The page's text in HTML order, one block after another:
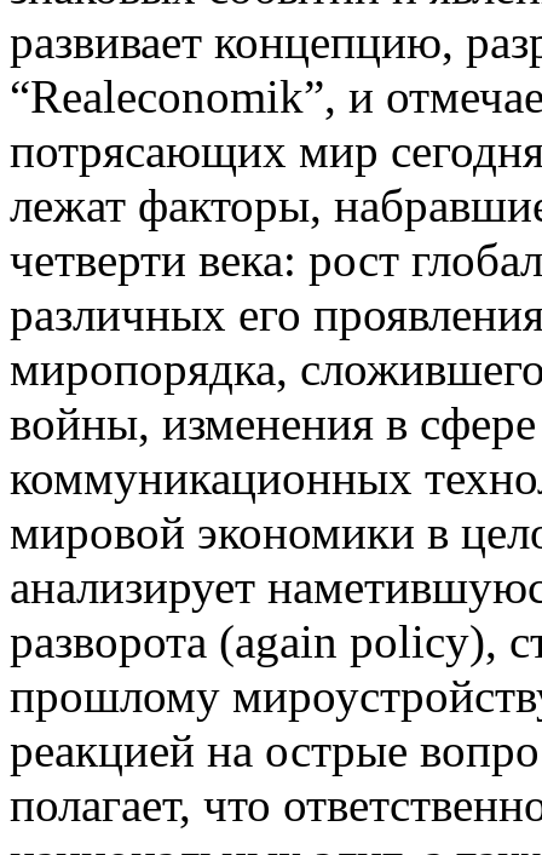
развивает концепцию,
“Realeconomik”, и
потрясающих мир
лежат факторы,
четверти века: рост
различных его
миропорядка,
войны, изменения в
коммуникационных
мировой экономики в
анализирует
разворота (again policy),
прошлому
реакцией на острые
полагает, что